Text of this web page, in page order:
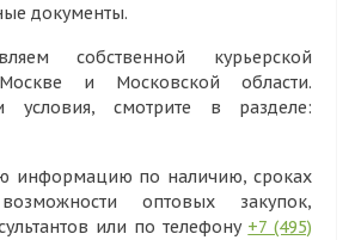
документы.
собственной курьерской
и Московской области.
условия, смотрите в разделе:
информацию по наличию, сроках
оптовых закупок,
или по телефону +7 (495)